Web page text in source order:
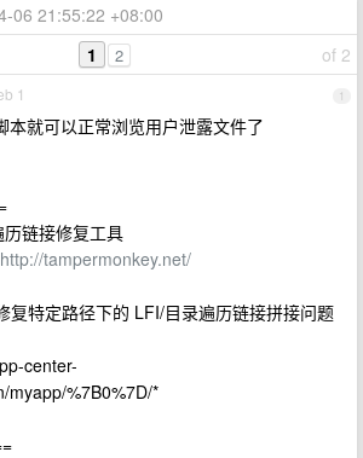
06 21:55:22 +08:00
of 2
1 2
1
1
本就可以正常浏览用户泄露文件了
历链接修复工具
http://tampermonkey.net/
复特定路径下的 LFI/目录遍历链接拼接问题
center-
myapp/%7B0%7D/*